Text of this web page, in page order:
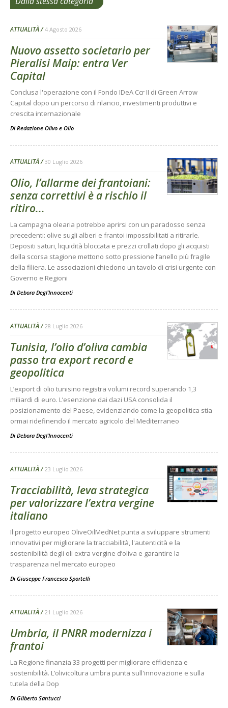
ATTUALITÀ 4 Agosto 2026
Nuovo assetto societario per
Pieralisi Maip: entra Ver
Capital
Conclusa l'operazione con il Fondo IDeA Ccr II di Green Arrow
Capital dopo un percorso di rilancio, investimenti produttivi e
crescita internazionale
Di Redazione Olivo e Olio
ATTUALITÀ 30 Luglio 2026
Olio, l’allarme dei frantoiani:
senza correttivi è a rischio il
ritiro...
La campagna olearia potrebbe aprirsi con un paradosso senza
precedenti: olive sugli alberi e frantoi impossibilitati a ritirarle.
Depositi saturi, liquidità bloccata e prezzi crollati dopo gli acquisti
della scorsa stagione mettono sotto pressione l’anello più fragile
della filiera. Le associazioni chiedono un tavolo di crisi urgente con
Governo e Regioni
Di Debora Degl’Innocenti
ATTUALITÀ 28 Luglio 2026
Tunisia, l’olio d’oliva cambia
passo tra export record e
geopolitica
L’export di olio tunisino registra volumi record superando 1,3
miliardi di euro. L’esenzione dai dazi USA consolida il
posizionamento del Paese, evidenziando come la geopolitica stia
ormai ridefinendo il mercato agricolo del Mediterraneo
Di Debora Degl’Innocenti
ATTUALITÀ 23 Luglio 2026
Tracciabilità, leva strategica
per valorizzare l’extra vergine
italiano
Il progetto europeo OliveOilMedNet punta a sviluppare strumenti
innovativi per migliorare la tracciabilità, l'autenticità e la
sostenibilità degli oli extra vergine d’oliva e garantire la
trasparenza nel mercato europeo
Di Giuseppe Francesco Sportelli
ATTUALITÀ 21 Luglio 2026
Umbria, il PNRR modernizza i
frantoi
La Regione finanzia 33 progetti per migliorare efficienza e
sostenibilità. L’olivicoltura umbra punta sull'innovazione e sulla
tutela della Dop
Di Gilberto Santucci